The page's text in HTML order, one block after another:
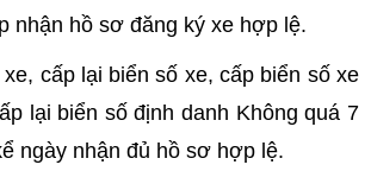
nhận hồ sơ đăng ký xe hợp lệ.
cấp lại biển số xe, cấp biển số xe
lại biển số định danh Không quá 7
ngày nhận đủ hồ sơ hợp lệ.